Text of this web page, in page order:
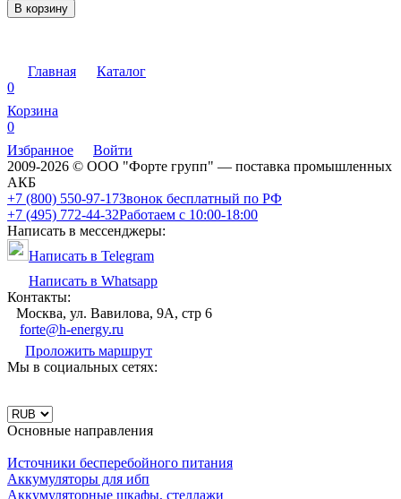
В корзину
Главная
Каталог
0
Корзина
0
Избранное
Войти
2009-2026 © ООО "Форте групп" — поставка промышленных
АКБ
+7 (800) 550-97-17Звонок бесплатный по РФ
+7 (495) 772-44-32Работаем с 10:00-18:00
Написать в мессенджеры:
Написать в Telegram
Написать в Whatsapp
Контакты:
Москва, ул. Вавилова, 9А, стр 6
forte@h-energy.ru
Проложить маршрут
Мы в социальных сетях:
Основные направления
Источники бесперебойного питания
Аккумуляторы для ибп
Аккумуляторные шкафы, стеллажи